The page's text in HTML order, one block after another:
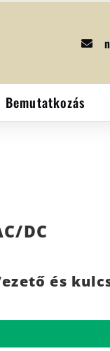
Bemutatkozás
DC
és